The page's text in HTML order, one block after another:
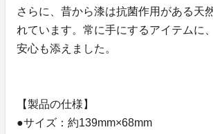
さらに、昔から漆は抗菌作用がある天
れています。常に手にするアイテムに
安心も添えました。
【製品の仕様】
●サイズ：約139mm×68mm